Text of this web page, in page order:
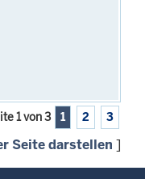
1 von 3 1 2 3
Seite darstellen ]